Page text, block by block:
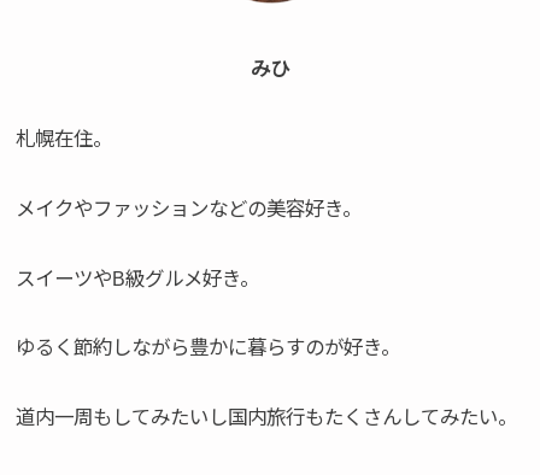
みひ
札幌在住。
メイクやファッションなどの美容好き。
スイーツやB級グルメ好き。
ゆるく節約しながら豊かに暮らすのが好き。
道内一周もしてみたいし国内旅行もたくさんしてみたい。